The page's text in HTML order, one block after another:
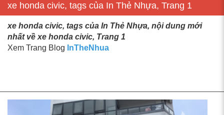
xe honda civic, tags của In Thẻ Nhựa, Trang 1
xe honda civic, tags của In Thẻ Nhựa, nội dung mới
nhất về xe honda civic, Trang 1
Xem Trang Blog InTheNhua